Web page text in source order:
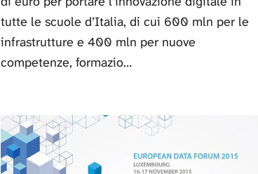
tutte le scuole d’Italia, di cui 600 mln per le
infrastrutture e 400 mln per nuove
competenze, formazio…